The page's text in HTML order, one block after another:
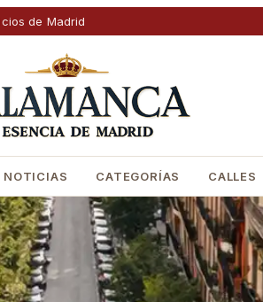
de Madrid
NOTICIAS CATEGORÍAS CALLES